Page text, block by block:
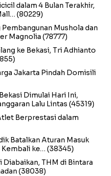
dalam 4 Bulan Terakhir,
(80229)
Mushola dan
Magnolia (78777)
ke Bekasi, Tri Adhianto
Jakarta Pindah Domisili
Dimulai Hari Ini,
Lalu Lintas (45319)
Berprestasi dalam
Batalkan Aturan Masuk
Kembali ke… (38345)
THM di Bintara
(38038)